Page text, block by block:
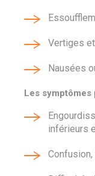
Vertiges
Nausées
Les symptômes
inférieurs